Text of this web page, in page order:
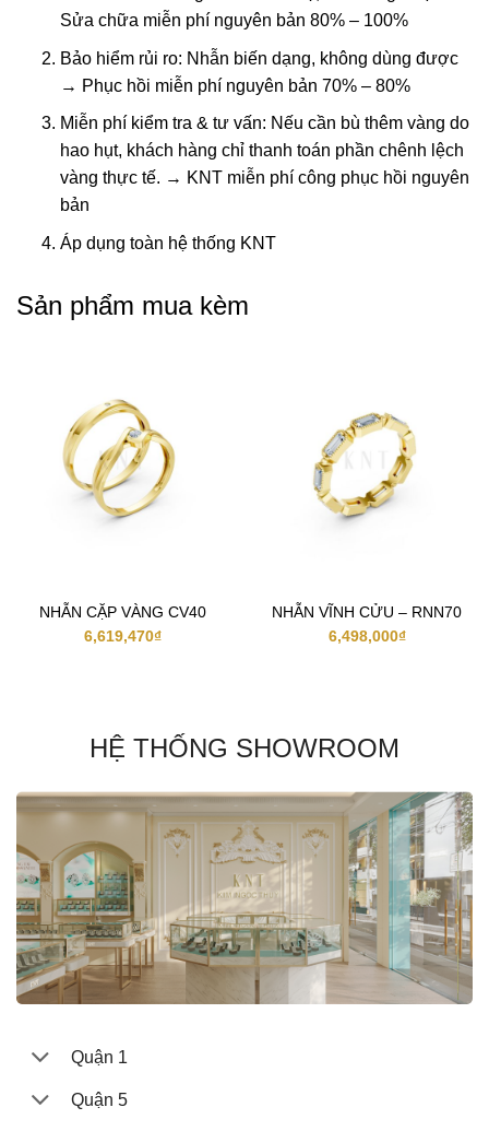
Sửa chữa miễn phí nguyên bản 80% – 100%
Bảo hiểm rủi ro: Nhẫn biến dạng, không dùng được
→ Phục hồi miễn phí nguyên bản 70% – 80%
Miễn phí kiểm tra & tư vấn: Nếu cần bù thêm vàng do
hao hụt, khách hàng chỉ thanh toán phần chênh lệch
vàng thực tế. → KNT miễn phí công phục hồi nguyên
bản
Áp dụng toàn hệ thống KNT
Sản phẩm mua kèm
NHẪN CẶP VÀNG CV40
6,619,470₫
NHẪN VĨNH CỬU – RNN70
6,498,000₫
HỆ THỐNG SHOWROOM
Quận 1
Quận 5